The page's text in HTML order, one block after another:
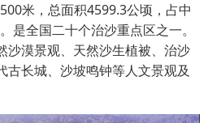
米，总面积4599.3公顷，占中
是全国二十个治沙重点区之一。
沙漠景观、天然沙生植被、治沙
古长城、沙坡鸣钟等人文景观及